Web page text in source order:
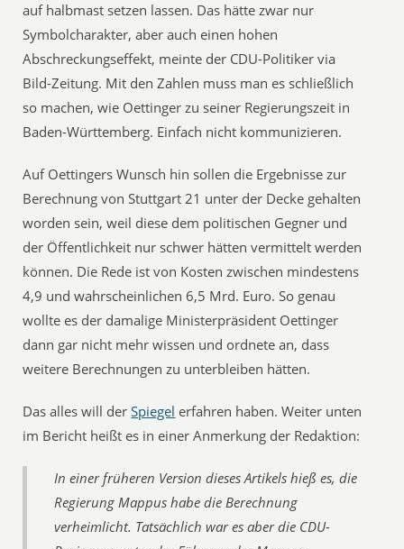
auf halbmast setzen lassen. Das hätte zwar nur
Symbolcharakter, aber auch einen hohen
Abschreckungseffekt, meinte der CDU-Politiker via
Bild-Zeitung. Mit den Zahlen muss man es schließlich
so machen, wie Oettinger zu seiner Regierungszeit in
Baden-Württemberg. Einfach nicht kommunizieren.
Auf Oettingers Wunsch hin sollen die Ergebnisse zur
Berechnung von Stuttgart 21 unter der Decke gehalten
worden sein, weil diese dem politischen Gegner und
der Öffentlichkeit nur schwer hätten vermittelt werden
können. Die Rede ist von Kosten zwischen mindestens
4,9 und wahrscheinlichen 6,5 Mrd. Euro. So genau
wollte es der damalige Ministerpräsident Oettinger
dann gar nicht mehr wissen und ordnete an, dass
weitere Berechnungen zu unterbleiben hätten.
Das alles will derSpiegel erfahren haben. Weiter unten
im Bericht heißt es in einer Anmerkung der Redaktion:
In einer früheren Version dieses Artikels hieß es, die
Regierung Mappus habe die Berechnung
verheimlicht. Tatsächlich war es aber die CDU-